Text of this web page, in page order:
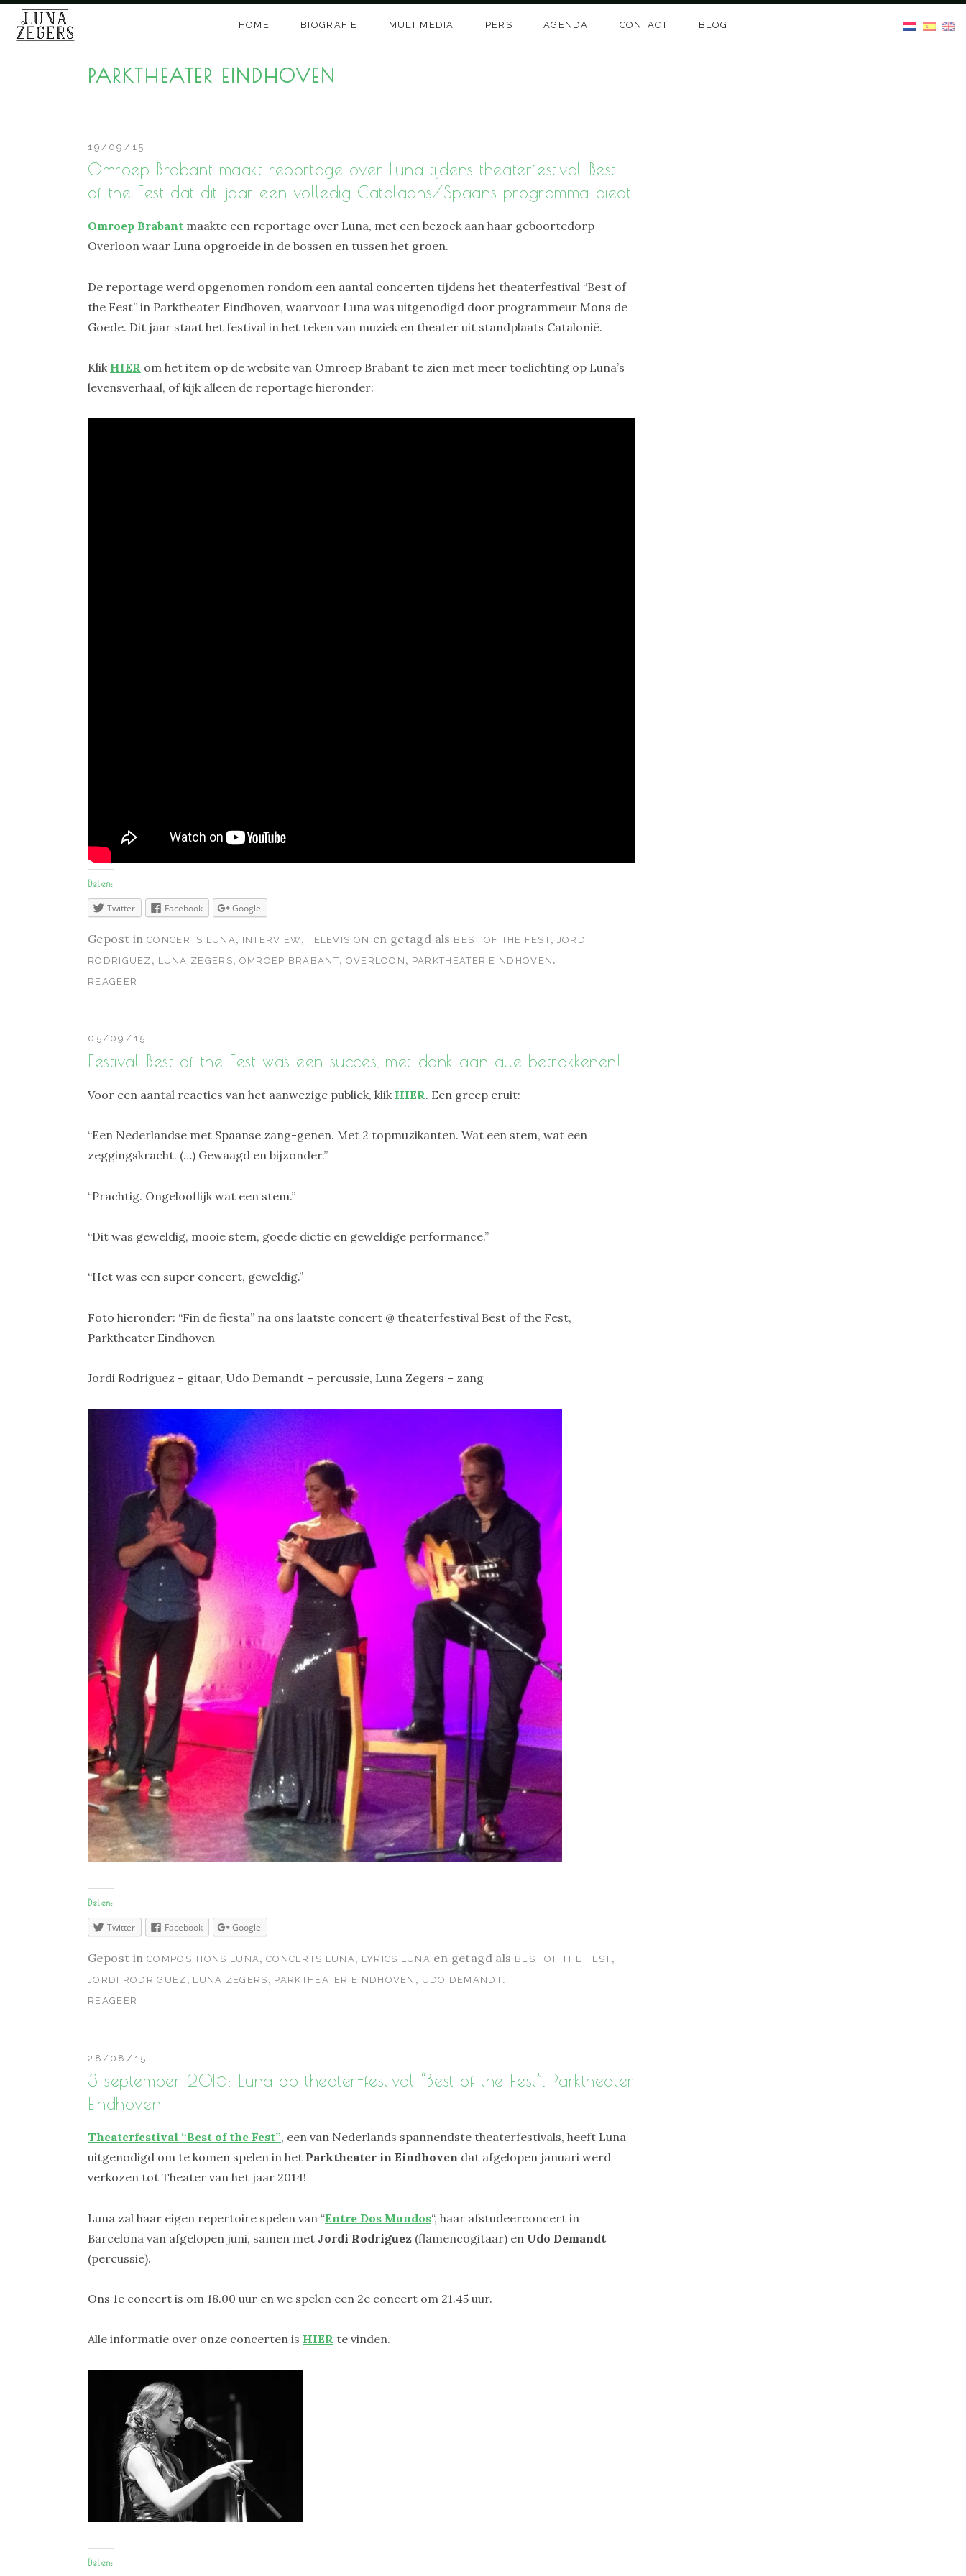
Skip
content
HOME BIOGRAFIE MULTIMEDIA PERS AGENDA CONTACT BLOG
PARKTHEATER EINDHOVEN
Omroep Brabant maakt reportage over Luna tijdens theaterfestival Best
of the Fest dat dit jaar een volledig Catalaans/Spaans programma biedt
19/09/15
Omroep Brabant maakte een reportage over Luna, met een bezoek aan haar geboortedorp
Overloon waar Luna opgroeide in de bossen en tussen het groen.
De reportage werd opgenomen rondom een aantal concerten tijdens het theaterfestival “Best of
the Fest” in Parktheater Eindhoven, waarvoor Luna was uitgenodigd door programmeur Mons de
Goede. Dit jaar staat het festival in het teken van muziek en theater uit standplaats Catalonië.
Klik HIER om het item op de website van Omroep Brabant te zien met meer toelichting op Luna’s
levensverhaal, of kijk alleen de reportage hieronder:
Delen:
Twitter Facebook Google
Gepost in CONCERTS LUNA , INTERVIEW,TELEVISION en getagd als BEST OF THE FEST,
JORDI
RODRIGUEZ , LUNA ZEGERS, OMROEP BRABANT, OVERLOON , PARKTHEATER EINDHOVEN .
REAGEER
Festival Best of the Fest was een succes, met dank aan alle betrokkenen!
05/09/15
Voor een aantal reacties van het aanwezige publiek, klik HIER. Een greep eruit:
“Een Nederlandse met Spaanse zang-genen. Met 2 topmuzikanten. Wat een stem, wat een
zeggingskracht. (…) Gewaagd en bijzonder.”
“Prachtig. Ongelooflijk wat een stem.”
“Dit was geweldig, mooie stem, goede dictie en geweldige performance.”
“Het was een super concert, geweldig.”
Foto hieronder: “Fin de fiesta” na ons laatste concert @ theaterfestival Best of the Fest,
Parktheater Eindhoven
Jordi Rodriguez – gitaar, Udo Demandt – percussie, Luna Zegers – zang
Delen:
Twitter Facebook Google
Gepost in COMPOSITIONS LUNA, CONCERTS LUNA, LYRICS LUNA en getagd als BEST OF THE FEST,
JORDI RODRIGUEZ , LUNA ZEGERS , PARKTHEATER EINDHOVEN , UDO DEMANDT.
REAGEER
3 september 2015: Luna op theater-festival “Best of the Fest”, Parktheater
Eindhoven
28/08/15
Theaterfestival “Best of the Fest”, een van Nederlands spannendste theaterfestivals, heeft Luna
uitgenodigd om te komen spelen in het Parktheater in Eindhoven dat afgelopen januari werd
verkozen tot Theater van het jaar 2014!
Luna zal haar eigen repertoire spelen van “Entre Dos Mundos“, haar afstudeerconcert in
Barcelona van afgelopen juni, samen met Jordi Rodriguez (flamencogitaar) en Udo Demandt
(percussie).
Ons 1e concert is om 18.00 uur en we spelen een 2e concert om 21.45 uur.
Alle informatie over onze concerten is HIER te vinden.
Delen: